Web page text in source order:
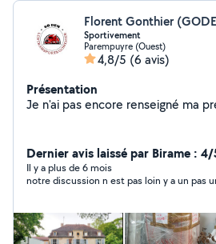
Sportivement
Parempuyre (Ouest)
4,8/5 (6 avis)
Présentation
Je n'ai
Dernier avis laissé par Birame :
Il y a plus de 6 mois
notre discussion n est pas loin y a un pas